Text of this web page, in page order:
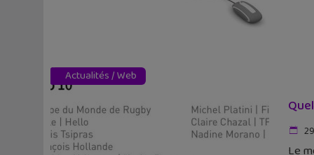
Actualités/Web
Le